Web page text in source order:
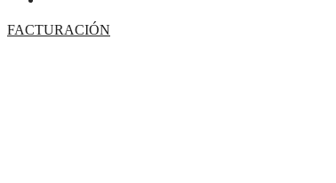
FACTURACIÓN